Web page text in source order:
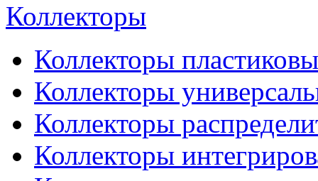
Коллекторы
Коллекторы
Коллекторы
Коллекторы
Коллекторы